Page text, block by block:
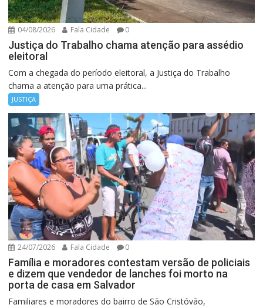
04/08/2026 Fala Cidade 0
Justiça do Trabalho chama atenção para assédio
eleitoral
Com a chegada do período eleitoral, a Justiça do Trabalho
chama a atenção para uma prática...
JUSTIÇA
24/07/2026 Fala Cidade 0
Família e moradores contestam versão de policiais
e dizem que vendedor de lanches foi morto na
porta de casa em Salvador
Familiares e moradores do bairro de São Cristóvão,